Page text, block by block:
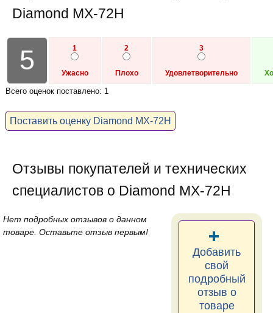
Diamond MX-72H
5 1
Ужасно
2
Плохо
3
Удовлетворительно
Всего оценок поставлено: 1
Поставить оценку Diamond MX-72H
Отзывы покупателей и технических
специалистов о Diamond MX-72H
Нет подробных отзывов о данном
товаре. Оставьте отзыв первым!
Добавить
свой
подробный
отзыв о
товаре